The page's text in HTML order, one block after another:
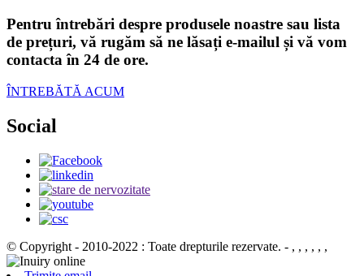
Pentru întrebări despre produsele noastre sau lista
de prețuri, vă rugăm să ne lăsați e-mailul și vă vom
contacta în 24 de ore.
ÎNTREBĂTĂ ACUM
Social
© Copyright - 2010-2022 : Toate drepturile rezervate. - , , , , , ,